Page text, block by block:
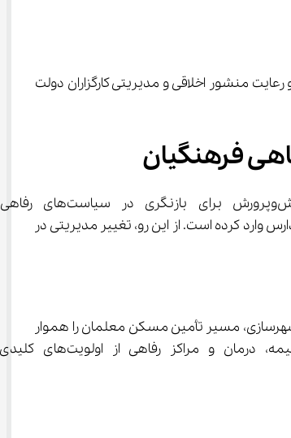
مقام معظم رهبری (مدظله العالی) و سیاست‌های رئیس جمهور محترم و رعایت منشور اخلاقی و مدیریتی کارگزاران دولت
فرهنگیان
انتصاب مدیرکل جدید رفاه و پشتیبانی آموزش‌وپرورش،
و کارکنان مدارس وارد کرده است. از این رو، تغییر مدیریتی در
شهرسازی، مسیر تأمین مسکن معلمان را هموار
کند. این سیاست، در صورت اجرای دقیق، می‌تواند موجب